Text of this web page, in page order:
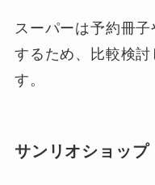
スーパーは予約冊
するため、比較検
す。
サンリオショップ